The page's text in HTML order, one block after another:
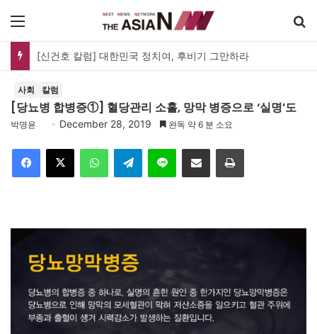
사회 칼럼
[당뇨병 합병증①] 혈당관리 소홀, 망막 병증으로 ‘실명’도
박명윤 December 28, 2019 완독 약 6 분 소요
Telegram 이메일